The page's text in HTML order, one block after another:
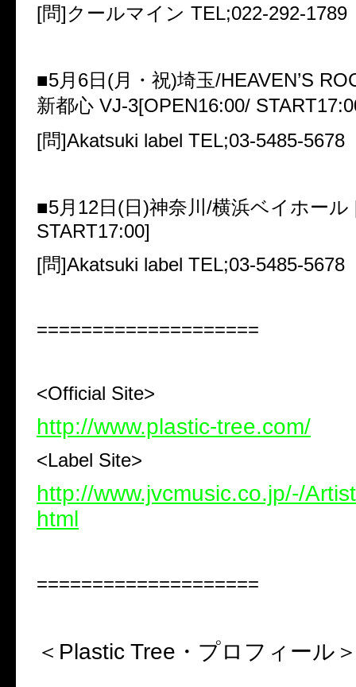
[問]クールマイン TEL;022-292-1789
■5月 6日 (月・祝)埼玉/HEAVEN’S
新都心 VJ-3[OPEN16:00/
[問]Akatsuki label TEL;03-5485-5678
■5月 12日 (日 )神奈川 /横浜ベイホール
START17:00]
[問]Akatsuki label TEL;03-5485-5678
====================
<Official Site>
http://www.plastic-tree.com/
<Label Site>
http://www.jvcmusic.co.jp/-/
html
====================
＜Plastic Tree ・プロフィール